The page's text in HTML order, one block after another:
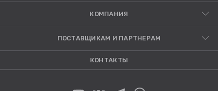
КОМПАНИЯ
ПОСТАВЩИКАМ И ПАРТНЕРАМ
КОНТАКТЫ